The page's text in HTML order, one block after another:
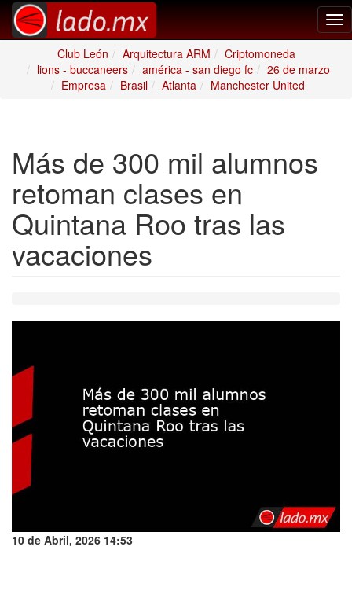
Club León
Arquitectura ARM
Criptomoneda
lions - buccaneers
américa - san diego fc
26 de marzo
Empresa
Brasil Atlanta Manchester United
Más de 300 mil alumnos
retoman clases en
Quintana Roo tras las
vacaciones
10 de Abril, 2026 14:53